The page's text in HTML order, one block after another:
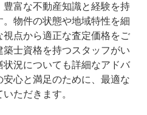
富な不動産知識と経験を持
物件の状態や地域特性を細
点から適正な査定価格をご
士資格を持つスタッフがい
況についても詳細なアドバ
心と満足のために、最適な
ただきます。